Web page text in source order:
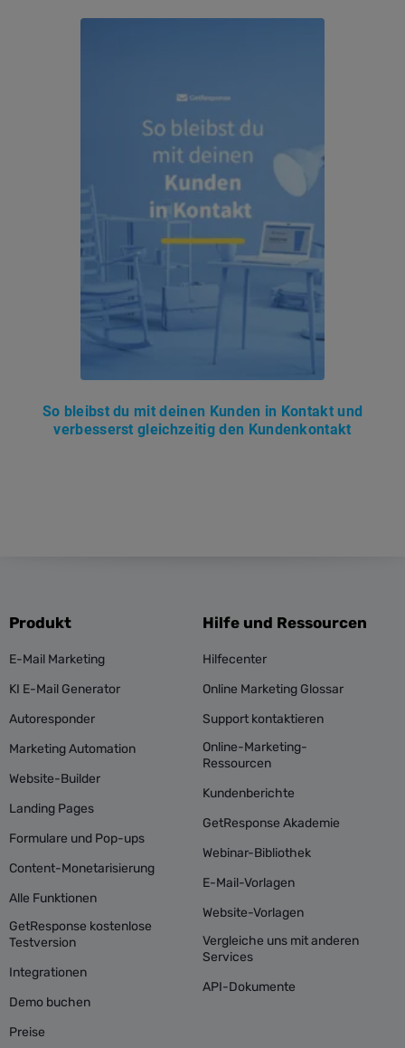
So bleibst du mit deinen Kunden in Kontakt und
verbesserst gleichzeitig den Kundenkontakt
Produkt
E-Mail Marketing
KI E-Mail Generator
Autoresponder
Marketing Automation
Website-Builder
Landing Pages
Formulare und Pop-ups
Content-Monetarisierung
Alle Funktionen
GetResponse kostenlose
Testversion
Integrationen
Demo buchen
Preise
Hilfe und Ressourcen
Hilfecenter
Online Marketing Glossar
Support kontaktieren
Online-Marketing-
Ressourcen
Kundenberichte
GetResponse Akademie
Webinar-Bibliothek
E-Mail-Vorlagen
Website-Vorlagen
Vergleiche uns mit anderen
Services
API-Dokumente